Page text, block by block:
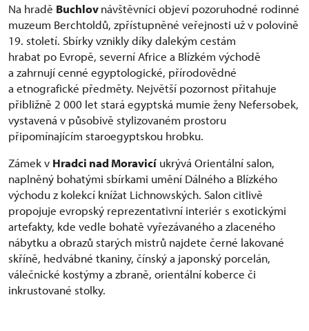
Na hradě Buchlovnávštěvníci objeví pozoruhodné rodinné
muzeum Berchtoldů, zpřístupněné veřejnosti už v polovině
19. století. Sbírky vznikly díky dalekým cestám
hrabat po Evropě, severní Africe a Blízkém východě
a zahrnují cenné egyptologické, přírodovědné
a etnografické předměty. Největší pozornost přitahuje
přibližně 2 000 let stará egyptská mumie ženy Nefersobek,
vystavená v působivě stylizovaném prostoru
připomínajícím staroegyptskou hrobku.
Zámek v Hradci nad Moravicí ukrývá Orientální salon,
naplněný bohatými sbírkami umění Dálného a Blízkého
východu z kolekcí knížat Lichnowských. Salon citlivě
propojuje evropský reprezentativní interiér s exotickými
artefakty, kde vedle bohatě vyřezávaného a zlaceného
nábytku a obrazů starých mistrů najdete černé lakované
skříně, hedvábné tkaniny, čínský a japonský porcelán,
válečnické kostýmy a zbraně, orientální koberce či
inkrustované stolky.